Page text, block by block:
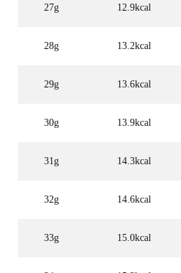
27g 12.9kcal
28g 13.2kcal
29g 13.6kcal
30g 13.9kcal
31g 14.3kcal
32g 14.6kcal
33g 15.0kcal